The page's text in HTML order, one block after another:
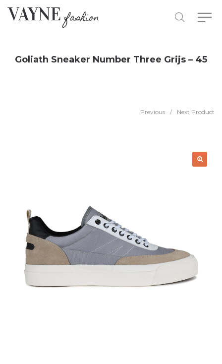
Goliath Sneaker Number Three Grijs – 45
Previous / Next Product